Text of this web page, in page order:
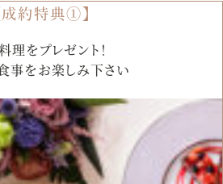
成約特典①】
をプレゼント！
事をお楽しみ下さい